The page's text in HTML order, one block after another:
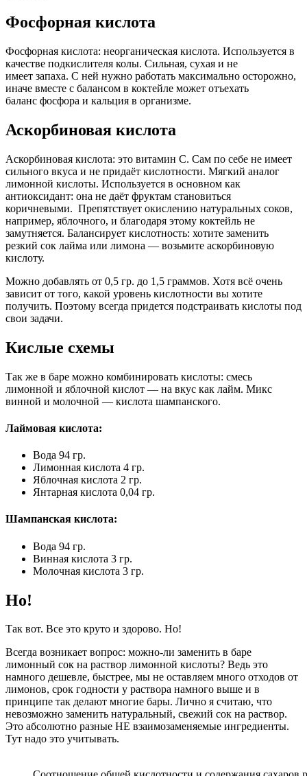
Фосфорная кислота
Фосфорная кислота: неорганическая кислота. Используется в
качестве подкислителя колы. Сильная, сухая и не
имеет запаха. С ней нужно работать максимально осторожно,
иначе вместе с балансом в коктейле может отъехать
баланс фосфора и кальция в организме.
Аскорбиновая кислота
Аскорбиновая кислота: это витамин С. Сам по себе не имеет
сильного вкуса и не придаёт кислотности. Мягкий аналог
лимонной кислоты. Используется в основном как
антиоксидант: она не даёт фруктам становиться
коричневыми. Препятствует окислению натуральных соков,
например, яблочного, и благодаря этому коктейль не
замутняется. Балансирует кислотность: хотите заменить
резкий сок лайма или лимона — возьмите аскорбиновую
кислоту.
Можно добавлять от 0,5 гр. до 1,5 граммов. Хотя всё очень
зависит от того, какой уровень кислотности вы хотите
получить. Поэтому всегда придется подстраивать кислоты под
свои задачи.
Кислые схемы
Так же в баре можно комбинировать кислоты: смесь
лимонной и яблочной кислот — на вкус как лайм. Микс
винной и молочной — кислота шампанского.
Лаймовая кислота:
Вода 94 гр.
Лимонная кислота 4 гр.
Яблочная кислота 2 гр.
Янтарная кислота 0,04 гр.
Шампанская кислота:
Вода 94 гр.
Винная кислота 3 гр.
Молочная кислота 3 гр.
Но!
Так вот. Все это круто и здорово. Но!
Всегда возникает вопрос: можно-ли заменить в баре
лимонный сок на раствор лимонной кислоты? Ведь это
намного дешевле, быстрее, мы не оставляем много отходов от
лимонов, срок годности у раствора намного выше и в
принципе так делают многие бары. Лично я считаю, что
невозможно заменить натуральный, свежий сок на раствор.
Это абсолютно разные НЕ взаимозаменяемые ингредиенты.
Тут надо это учитывать.